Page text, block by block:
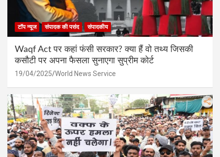
टॉप न्यूज संपादक की पसंद संपादकीय
Waqf Act पर कहां फंसी सरकार? क्या हैं वो तथ्य जिसकी
कसौटी पर अपना फैसला सुनाएगा सुप्रीम कोर्ट
19/04/2025 World News Service